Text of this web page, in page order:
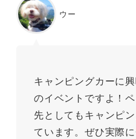
ウー
キャンピングカーに
のイベントですよ！
先としてもキャンピ
ています。ぜひ実際